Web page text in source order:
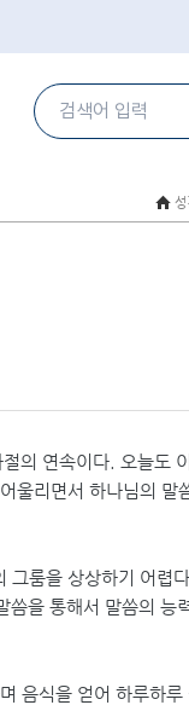
성
의 연속이다. 오늘도
울리면서 하나님의 말
그룸을 상상하기 어렵
씀을 통해서 말씀의 능
음식을 얻어 하루하루